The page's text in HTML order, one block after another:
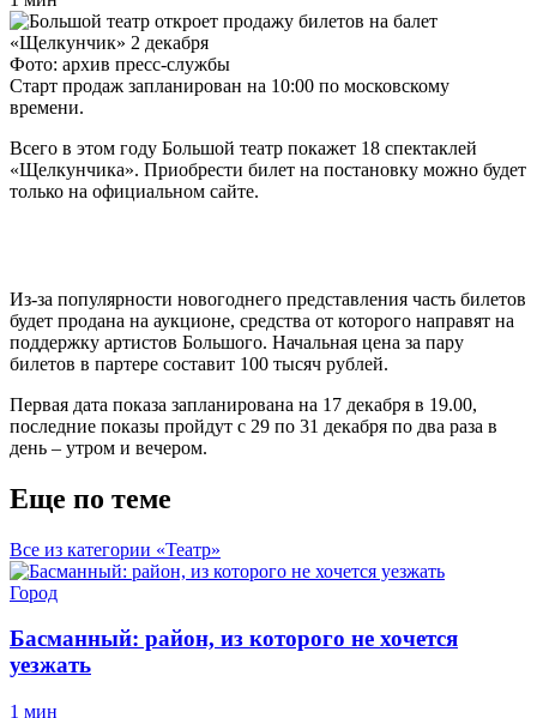
Фото: архив пресс-службы
Старт продаж запланирован на 10:00 по московскому
времени.
Всего в этом году Большой театр покажет 18 спектаклей
«Щелкунчика». Приобрести билет на постановку можно будет
только на официальном сайте.
Из-за популярности новогоднего представления часть билетов
будет продана на аукционе, средства от которого направят на
поддержку артистов Большого. Начальная цена за пару
билетов в партере составит 100 тысяч рублей.
Первая дата показа запланирована на 17 декабря в 19.00,
последние показы пройдут с 29 по 31 декабря по два раза в
день – утром и вечером.
Еще по теме
Все из категории «Театр»
Город
Басманный: район, из которого не хочется
уезжать
1 мин